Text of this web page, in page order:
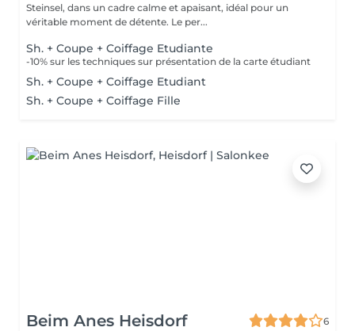
Steinsel, dans un cadre calme et apaisant, idéal pour un
véritable moment de détente. Le per...
Sh. + Coupe + Coiffage Etudiante
-10% sur les techniques sur présentation de la carte étudiant
Sh. + Coupe + Coiffage Etudiant
Sh. + Coupe + Coiffage Fille
Beim Anes Heisdorf
6